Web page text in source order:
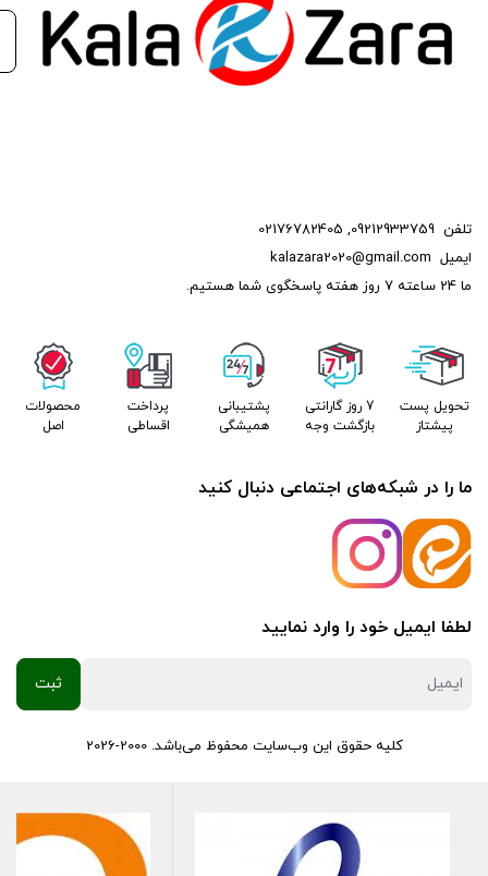
تلفن 09212933759
,
02176782405
ایمیل kalazara2020@gmail.com
ما 24 ساعته 7 روز هفته پاسخگوی شما هستیم.
تحویل پست
پیشتاز
7 روز گارانتی
بازگشت وجه
پشتیبانی
همیشگی
پرداخت
اقساطی
محصولات
اصل
ما را در شبکه‌های اجتماعی دنبال کنید
لطفا ایمیل خود را وارد نمایید
کلیه حقوق این وب‌سایت محفوظ می‌باشد. 2000-2026